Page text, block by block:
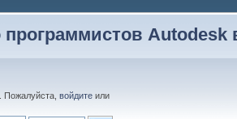
Autodesk
. Пожалуйста, войдите или